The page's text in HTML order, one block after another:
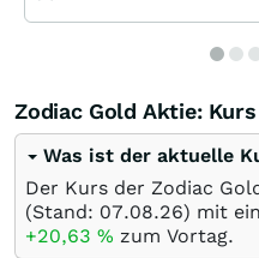
Zodiac Gold Aktie:
Was ist der aktuelle
Der Kurs der Zodiac
(Stand: 07.08.26) mit
+20,63 % zum Vortag.